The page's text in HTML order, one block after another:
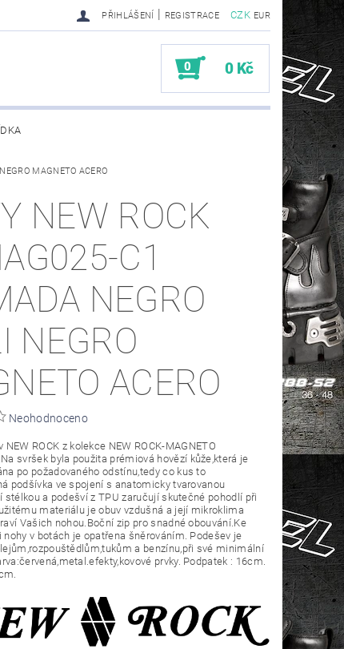
CZK EUR
PŘIHLÁŠENÍ | REGISTRACE
0 0 Kč
SENDRA HANDMADE BIKER BOOTS
MAGNETO ACERO
NEW ROCK
C1
NEGRO
NEGRO
ACERO
Neohodnoceno
NEW ROCK z kolekce NEW ROCK-MAGNETO
svršek byla použita prémiová hovězí kůže,která je
po požadovaného odstínu,tedy co kus to
podšívka ve spojení s anatomicky tvarovanou
stélkou a podešví z TPU zaručují skutečné pohodlí při
materiálu je obuv vzdušná a její mikroklima
Vašich nohou.Boční zip pro snadné obouvání.Ke
nohy v botách je opatřena šněrováním. Podešev je
a benzínu,při své minimální
prvky. Podpatek : 16cm.